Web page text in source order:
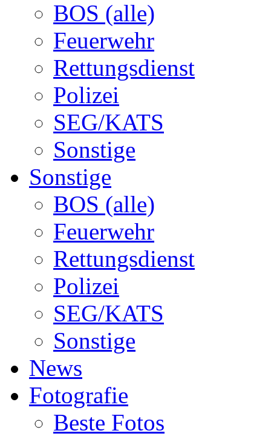
BOS (alle)
Feuerwehr
Rettungsdienst
Polizei
SEG/KATS
Sonstige
Sonstige
BOS (alle)
Feuerwehr
Rettungsdienst
Polizei
SEG/KATS
Sonstige
News
Fotografie
Beste Fotos